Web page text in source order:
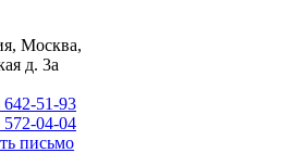
Москва,
д. 3а
51-93
04-04
письмо